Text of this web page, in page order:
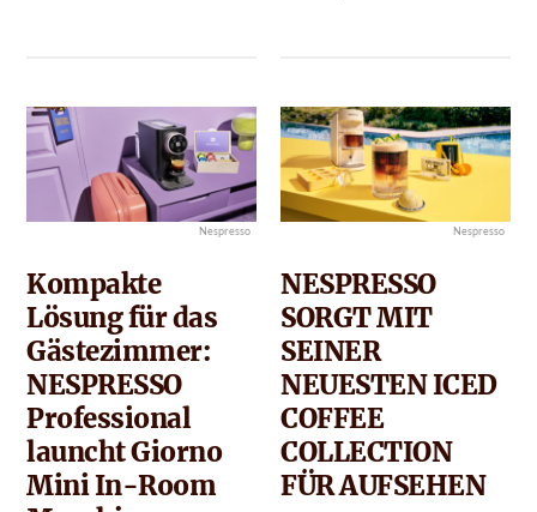
Nespresso
Kompakte
Lösung für das
Gästezimmer:
NESPRESSO
Professional
launcht Giorno
Mini In-Room
Nespresso
NESPRESSO
SORGT MIT
SEINER
NEUESTEN ICED
COFFEE
COLLECTION
FÜR AUFSEHEN